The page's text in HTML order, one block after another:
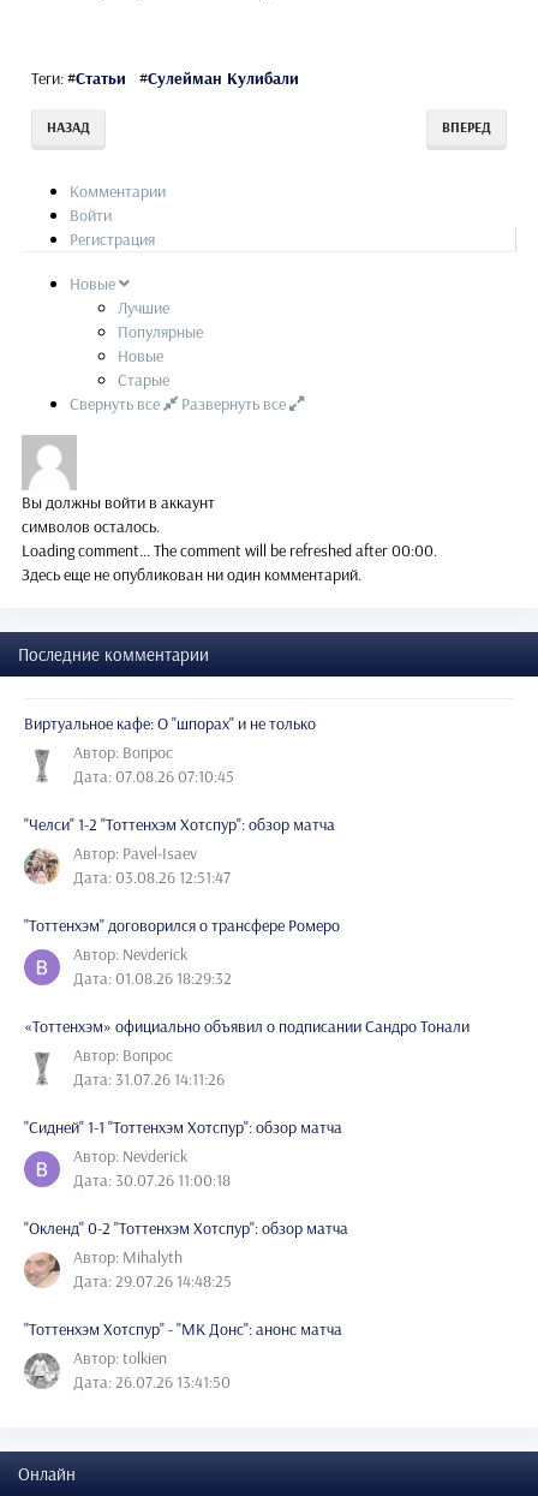
Теги:#Статьи #Сулейман Кулибали
НАЗАД ВПЕРЕД
Комментарии
Войти
Регистрация
Новые
Лучшие
Популярные
Новые
Старые
Свернуть все
Развернуть все
Вы должны войти в аккаунт
символов осталось.
Loading comment...The comment will be refreshed after00:00.
Здесь еще не опубликован ни один комментарий.
Последние комментарии
Виртуальное кафе: О "шпорах" и не только
Автор: Вопрос
Дата: 07.08.26 07:10:45
"Челси" 1-2 "Тоттенхэм Хотспур": обзор матча
Автор: Pavel-Isaev
Дата: 03.08.26 12:51:47
"Тоттенхэм" договорился о трансфере Ромеро
Автор: Nevderick
Дата: 01.08.26 18:29:32
«Тоттенхэм» официально объявил о подписании Сандро Тонали
Автор: Вопрос
Дата: 31.07.26 14:11:26
"Сидней" 1-1 "Тоттенхэм Хотспур": обзор матча
Автор: Nevderick
Дата: 30.07.26 11:00:18
"Окленд" 0-2 "Тоттенхэм Хотспур": обзор матча
Автор: Mihalyth
Дата: 29.07.26 14:48:25
"Тоттенхэм Хотспур" - "МК Донс": анонс матча
Автор: tolkien
Дата: 26.07.26 13:41:50
Онлайн